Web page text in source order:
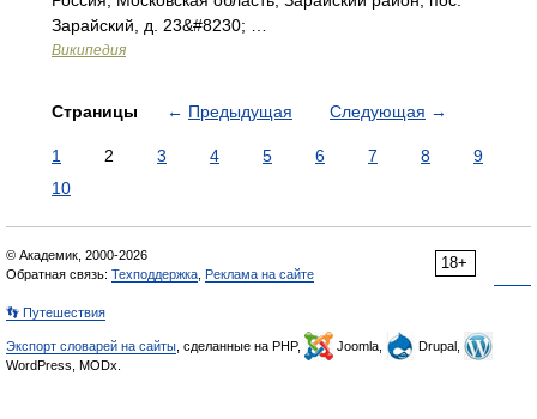
Зарайский, д. 23&#8230; …
Википедия
Страницы ← Предыдущая Следующая →
1 2 3 4 5 6 7 8
9
10
18+
© Академик, 2000-2026
Обратная связь: Техподдержка Реклама на сайте
👣 Путешествия
Экспорт словарей на сайты , сделанные на PHP, Joomla,
Drupal,
WordPress, MODx.